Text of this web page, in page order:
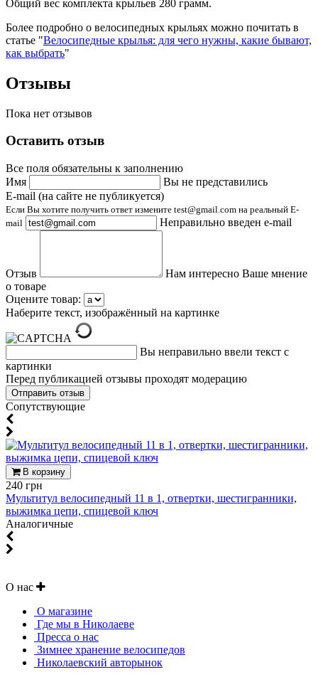
Общий вес комплекта крыльев 280 грамм.
Более подробно о велосипедных крыльях можно почитать в
статье "Велосипедные крылья: для чего нужны, какие бывают,
как выбрать"
Отзывы
Пока нет отзывов
Оставить отзыв
Все поля обязательны к заполнению
Имя
Вы не представились
E-mail (на сайте не публикуется)
Если Вы хотите получить ответ измените test@gmail.com на реальный E-
mail
Неправильно введен e-mail
Отзыв
Нам интересно Ваше мнение
о товаре
Оцените товар:
Наберите текст, изображённый на картинке
Вы неправильно ввели текст с
картинки
Перед публикацией отзывы проходят модерацию
Cопутствующие
В корзину
240 грн
Мультитул велосипедный 11 в 1, отвертки, шестигранники,
выжимка цепи, спицевой ключ
Аналогичные
О нас
О магазине
Где мы в Николаеве
Пресса о нас
Зимнее хранение велосипедов
Николаевский авторынок